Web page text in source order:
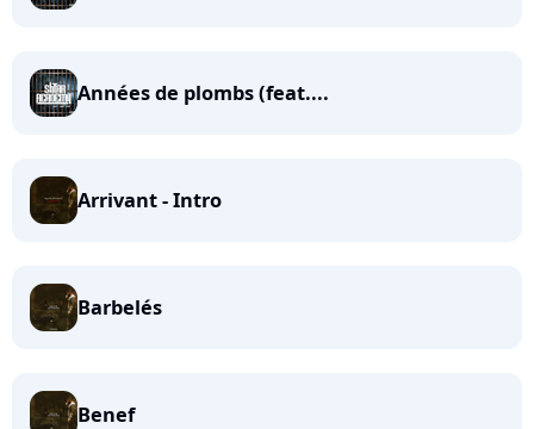
Années de plombs (feat....
Arrivant - Intro
Barbelés
Benef